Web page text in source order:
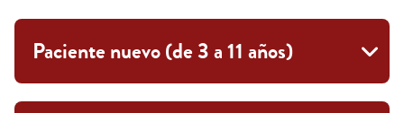
Paciente nuevo (de 3 a 11 años)